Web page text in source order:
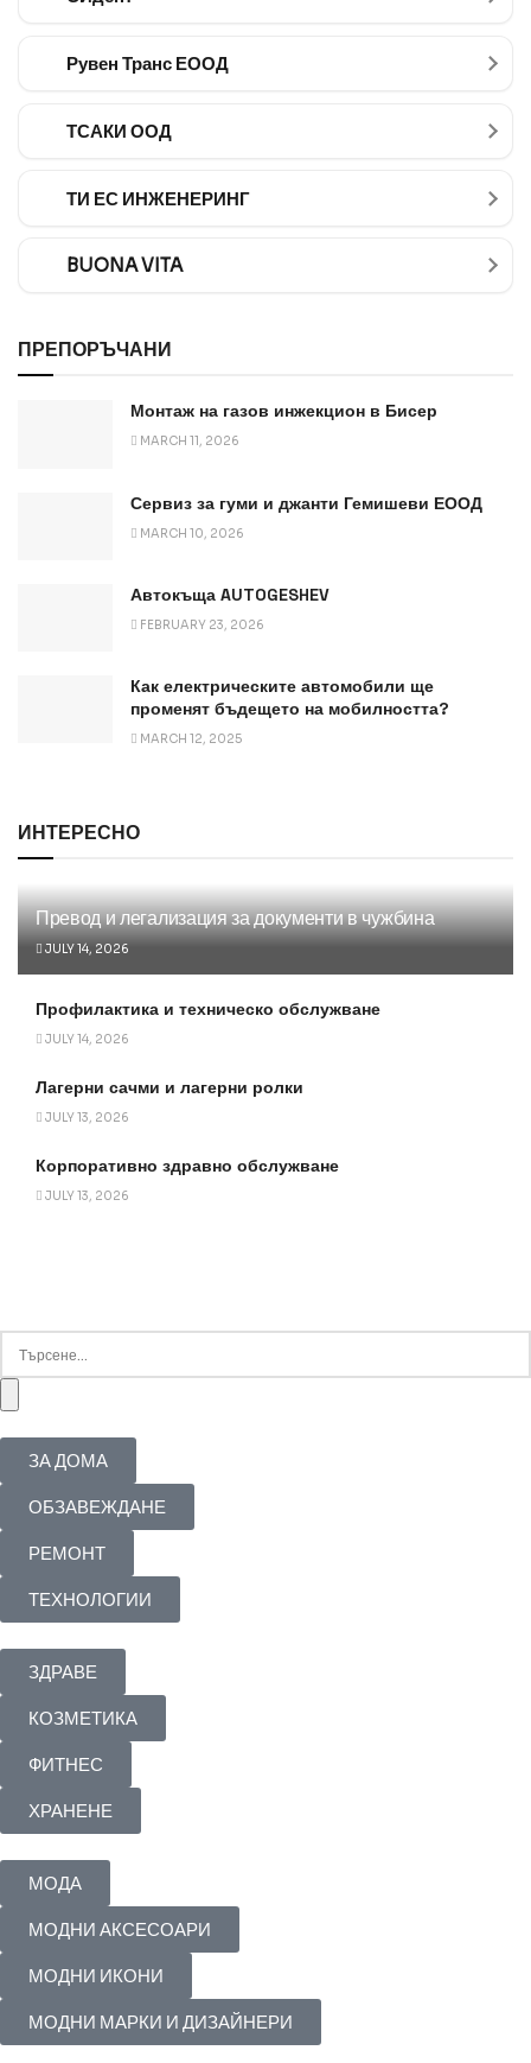
Рувен Транс ЕООД
ТСАКИ ООД
ТИ ЕС ИНЖЕНЕРИНГ
BUONA VITA
ПРЕПОРЪЧАНИ
Монтаж на газов инжекцион в Бисер
MARCH 11, 2026
Сервиз за гуми и джанти Гемишеви ЕООД
MARCH 10, 2026
Автокъща AUTOGESHEV
FEBRUARY 23, 2026
Как електрическите автомобили ще
променят бъдещето на мобилността?
MARCH 12, 2025
ИНТЕРЕСНО
Превод и легализация за документи в чужбина
JULY 14, 2026
Профилактика и техническо обслужване
JULY 14, 2026
Лагерни сачми и лагерни ролки
JULY 13, 2026
Корпоративно здравно обслужване
JULY 13, 2026
ЗА ДОМА
ОБЗАВЕЖДАНЕ
РЕМОНТ
ТЕХНОЛОГИИ
ЗДРАВЕ
КОЗМЕТИКА
ФИТНЕС
ХРАНЕНЕ
МОДА
МОДНИ АКСЕСОАРИ
МОДНИ ИКОНИ
МОДНИ МАРКИ И ДИЗАЙНЕРИ